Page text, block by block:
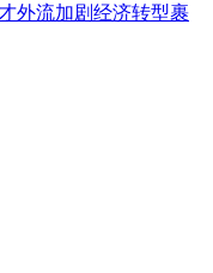
外流加剧经济转型裹